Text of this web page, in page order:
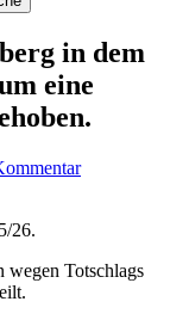
in dem
eine
26.
wegen Totschlags